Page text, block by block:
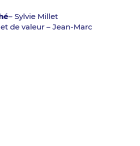
– Sylvie Millet
de valeur – Jean-Marc